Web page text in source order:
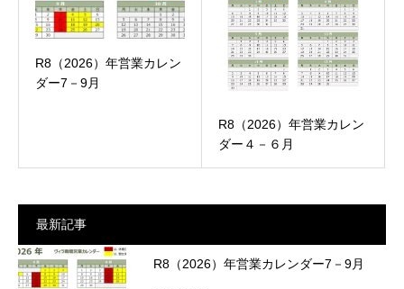
R8（2026）年営業カレン
ダー7－9月
R8（2026）年営業カレン
ダー４－６月
最新記事
R8（2026）年営業カレンダー7－9月